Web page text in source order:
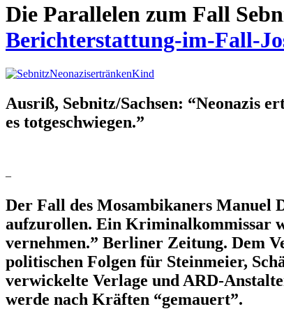
Die Parallelen zum Fall
Berichterstattung-im-Fall-
Ausriß, Sebnitz/Sachsen: “Neonazis
es totgeschwiegen.”
–
Der Fall des Mosambikaners Manuel
aufzurollen. Ein Kriminalkommissar
vernehmen.” Berliner Zeitung. Dem
politischen Folgen für Steinmeier,
verwickelte Verlage und ARD-
werde nach Kräften “gemauert”.